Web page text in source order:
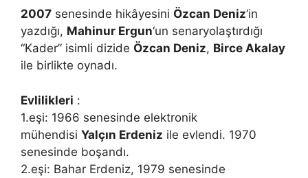
2007 senesinde hikâyesini Özcan Deniz‘in
yazdığı, Mahinur Ergun‘un senaryolaştırdığı
“Kader” isimli dizide Özcan Deniz, Birce Akalay
ile birlikte oynadı.
Evlilikleri :
1.eşi: 1966 senesinde elektronik
mühendisi Yalçın Erdeniz ile evlendi. 1970
senesinde boşandı.
2.eşi: Bahar Erdeniz, 1979 senesinde